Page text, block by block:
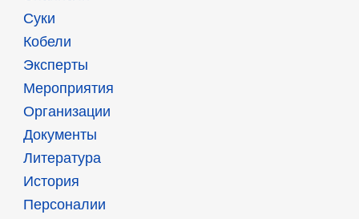
Суки
Кобели
Эксперты
Мероприятия
Организации
Документы
Литература
История
Персоналии